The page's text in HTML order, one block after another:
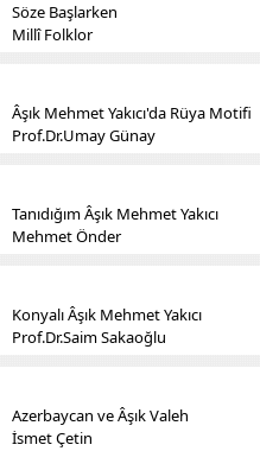
Söze Başlarken
Millî Folklor
Âşık Mehmet Yakıcı'da Rüya Motifi
Prof.Dr.Umay Günay
Tanıdığım Âşık Mehmet Yakıcı
Mehmet Önder
Konyalı Âşık Mehmet Yakıcı
Prof.Dr.Saim Sakaoğlu
Azerbaycan ve Âşık Valeh
İsmet Çetin